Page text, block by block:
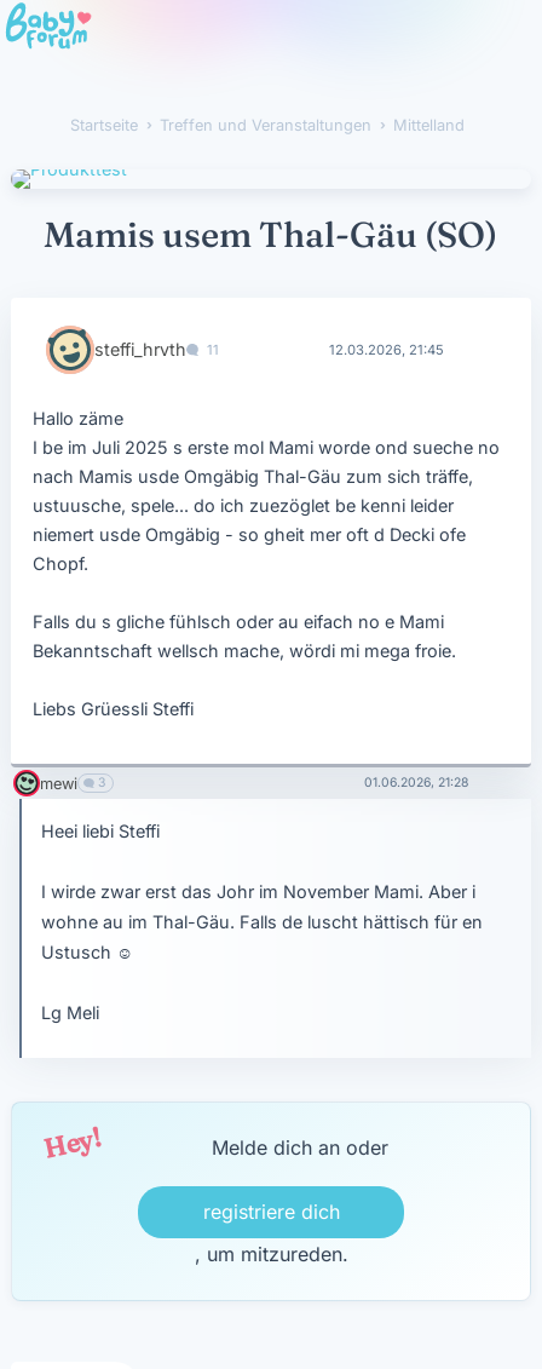
Startseite › Treffen und Veranstaltungen › Mittelland
Mamis usem Thal-Gäu (SO)
steffi_hrvth 11 12.03.2026, 21:45
Hallo zäme
I be im Juli 2025 s erste mol Mami worde ond sueche no
nach Mamis usde Omgäbig Thal-Gäu zum sich träffe,
ustuusche, spele... do ich zuezöglet be kenni leider
niemert usde Omgäbig - so gheit mer oft d Decki ofe
Chopf.
Falls du s gliche fühlsch oder au eifach no e Mami
Bekanntschaft wellsch mache, wördi mi mega froie.
Liebs Grüessli Steffi
mewi 3 01.06.2026, 21:28
Heei liebi Steffi
I wirde zwar erst das Johr im November Mami. Aber i
wohne au im Thal-Gäu. Falls de luscht hättisch für en
Ustusch ☺
Lg Meli
Hey! Melde dich an oder
registriere dich
, um mitzureden.